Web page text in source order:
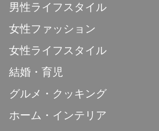
男性ライフスタイル
女性ファッション
女性ライフスタイル
結婚・育児
グルメ・クッキング
ホーム・インテリア